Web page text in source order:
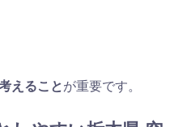
えることが重要です。